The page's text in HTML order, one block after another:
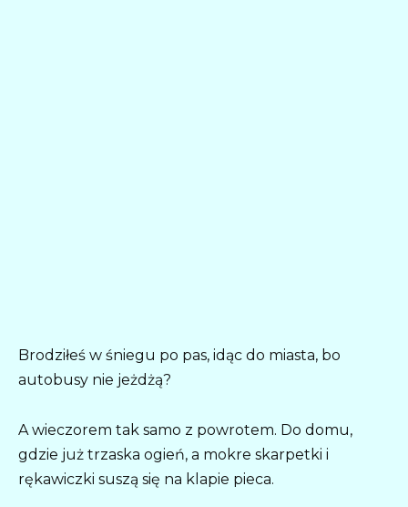
Brodziłeś w śniegu po pas, idąc do miasta, bo
autobusy nie jeżdżą?
A wieczorem tak samo z powrotem. Do domu,
gdzie już trzaska ogień, a mokre skarpetki i
rękawiczki suszą się na klapie pieca.